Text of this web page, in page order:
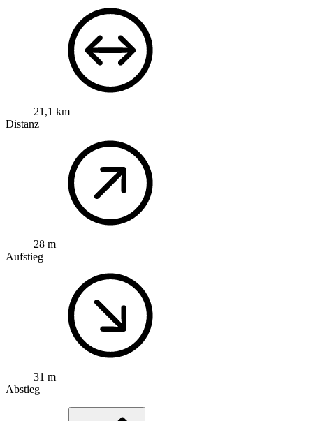
21,1 km
Distanz
28 m
Aufstieg
31 m
Abstieg